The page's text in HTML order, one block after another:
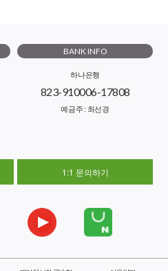
BANK INFO
하나은행
823-910006-17808
예금주 : 최선경
1:1 문의하기